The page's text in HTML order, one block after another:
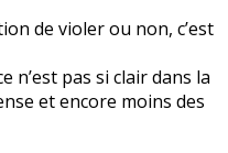
de violer ou non, c’est
n’est pas si clair dans la
et encore moins des